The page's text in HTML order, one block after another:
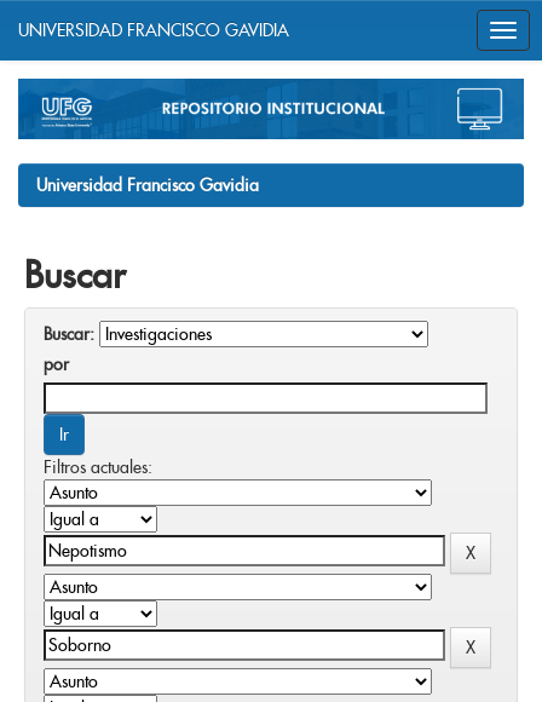
navigation
UNIVERSIDAD FRANCISCO GAVIDIA
Universidad Francisco Gavidia
Buscar
Buscar:
por
Filtros actuales: